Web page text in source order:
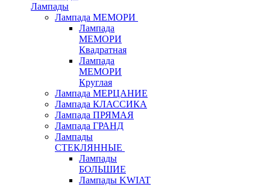
Лампады
Лампада МЕМОРИ
Лампада
МЕМОРИ
Квадратная
Лампада
МЕМОРИ
Круглая
Лампада МЕРЦАНИЕ
Лампада КЛАССИКА
Лампада ПРЯМАЯ
Лампада ГРАНД
Лампады
СТЕКЛЯННЫЕ
Лампады
БОЛЬШИЕ
Лампады KWIAT